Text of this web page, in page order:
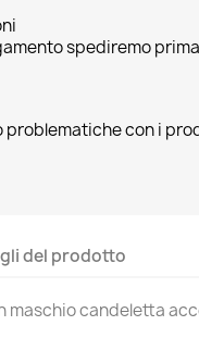
spediremo
problematiche con i
del prodotto
maschio candeletta